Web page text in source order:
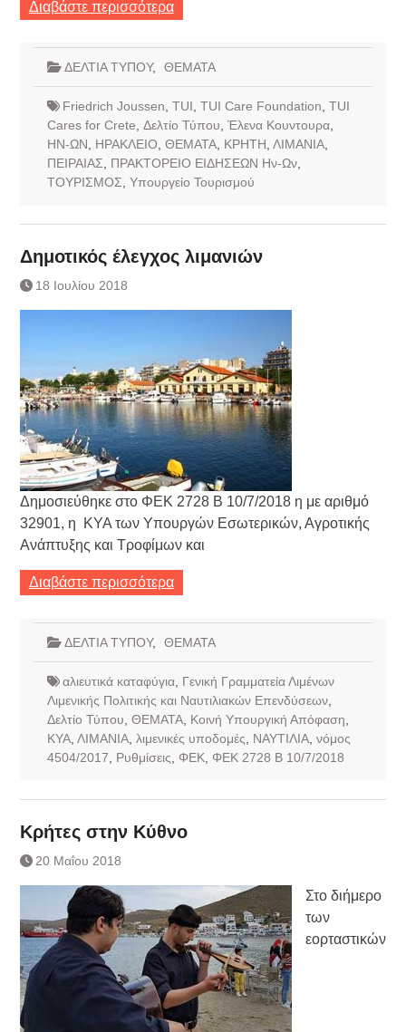
Διαβάστε περισσότερα
ΔΕΛΤΙΑ ΤΥΠΟΥ, ΘΕΜΑΤΑ
Friedrich Joussen TUI TUI Care Foundation TUI
Cares for Crete Δελτίο Τύπου Έλενα Κουντουρα,
ΗΝ-ΩΝ
ΗΡΑΚΛΕΙΟ ΘΕΜΑΤΑ, ΚΡΗΤΗ ΛΙΜΑΝΙΑ,
ΠΕΙΡΑΙΑΣ
ΠΡΑΚΤΟΡΕΙΟ ΕΙΔΗΣΕΩΝ Ην-Ων,
ΤΟΥΡΙΣΜΟΣ Υπουργείο Τουρισμού
Δημοτικός έλεγχος λιμανιών
18 Ιουλίου 2018
Δημοσιεύθηκε στο ΦΕΚ 2728 Β 10/7/2018 η με αριθμό
32901, η ΚΥΑ των Υπουργών Εσωτερικών, Αγροτικής
Ανάπτυξης και Τροφίμων και
Διαβάστε περισσότερα
ΔΕΛΤΙΑ ΤΥΠΟΥ, ΘΕΜΑΤΑ
αλιευτικά καταφύγια, Γενική Γραμματεία Λιμένων
Λιμενικής Πολιτικής και Ναυτιλιακών Επενδύσεων,
Δελτίο Τύπου ΘΕΜΑΤΑ, Κοινή Υπουργική Απόφαση
ΚΥΑ, ΛΙΜΑΝΙΑ, λιμενικές υποδομές ΝΑΥΤΙΛΙΑ, νόμος
4504/2017
Ρυθμίσεις ΦΕΚ, ΦΕΚ 2728 Β 10/7/2018
Κρήτες στην Κύθνο
20 Μαΐου 2018
Στο διήμερο
των
εορταστικών